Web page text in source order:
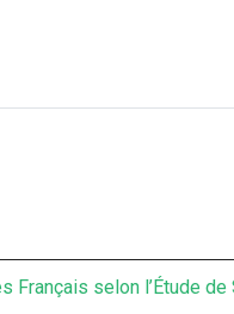
selon l’Étude de